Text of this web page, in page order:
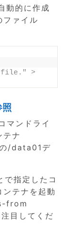
動的に作成
ファイル
file." >
マンドライ
ナ
/data01デ
指定したコ
テナを起動
from
目してくだ